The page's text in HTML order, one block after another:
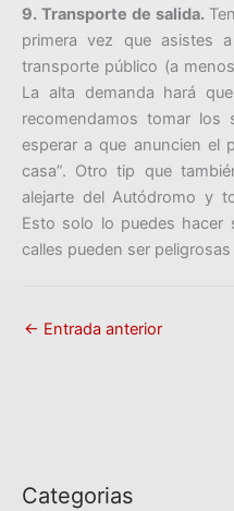
9. Transporte de salida.
primera vez que asistes
transporte público (a
La alta demanda hará
recomendamos tomar los
esperar a que anuncien el
casa”. Otro tip que
alejarte del Autódromo y
Esto solo lo puedes hacer
calles pueden ser
← Entrada anterior
Categorias
C